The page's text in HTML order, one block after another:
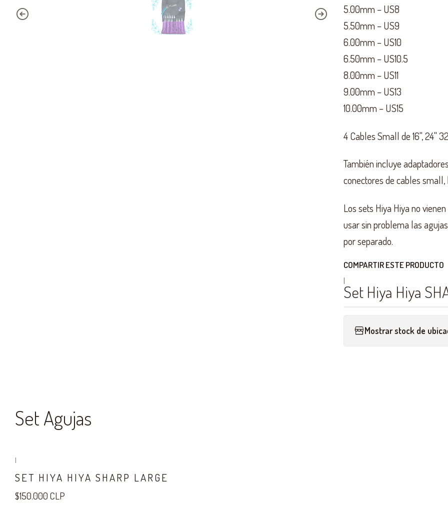
5.00mm – US8
5.50mm – US9
6.00mm – US10
6.50mm – US10.5
8.00mm – US11
9.00mm – US13
10.00mm – US15
4 Cables Small de 16", 24"
También incluye
conectores de cables
Los sets Hiya Hiya no
usar sin problema las
por separado.
COMPARTIR ESTE PRODUCTO
|
Set Hiya Hiya
Mostrar stock de
Set Agujas
|
SET HIYA HIYA SHARP LARGE
$150.000 CLP